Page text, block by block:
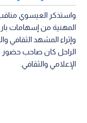
واستذكر العيسوي
المهنية من إسهامات
وإثراء المشهد الثقافي
الراحل كان صاحب حضور
الإعلامي والثقافي.